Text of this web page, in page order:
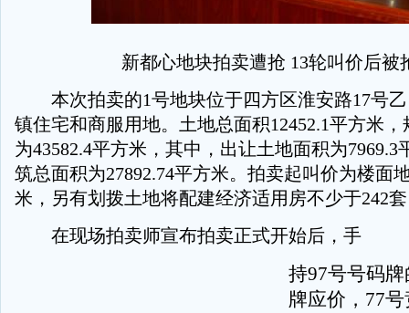
新都心地块拍卖遭抢 13轮叫价后被
本次拍卖的1号地块位于四方区淮安路17号乙
镇住宅和商服用地。土地总面积12452.1平方米
为43582.4平方米，其中，出让土地面积为7969.3
筑总面积为27892.74平方米。拍卖起叫价为楼面
米，另有划拨土地将配建经济适用房不少于242
在现场拍卖师宣布拍卖正式开始后，手
持97号号码
牌应价，77